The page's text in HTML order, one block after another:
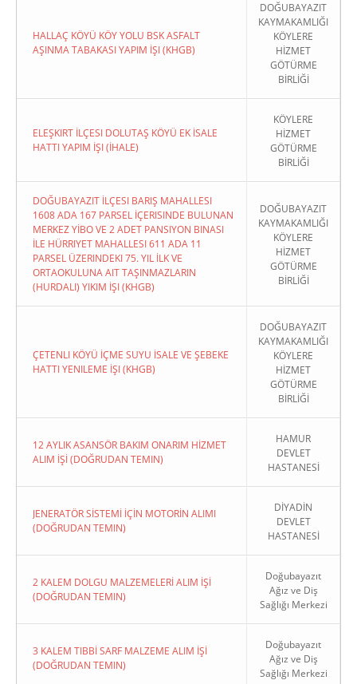
HALLAÇ KÖYÜ KÖY YOLU BSK ASFALT
AŞINMA TABAKASI YAPIM İŞI (KHGB)
DOĞUBAYAZIT
KAYMAKAMLIĞI
KÖYLERE
HİZMET
GÖTÜRME
BİRLİĞİ
ELEŞKIRT İLÇESI DOLUTAŞ KÖYÜ EK İSALE
HATTI YAPIM İŞI (İHALE)
KÖYLERE
HİZMET
GÖTÜRME
BİRLİĞİ
DOĞUBAYAZIT İLÇESI BARIŞ MAHALLESI
1608 ADA 167 PARSEL İÇERISINDE BULUNAN
MERKEZ YİBO VE 2 ADET PANSIYON BINASI
İLE HÜRRIYET MAHALLESI 611 ADA 11
PARSEL ÜZERINDEKI 75. YIL İLK VE
ORTAOKULUNA AIT TAŞINMAZLARIN
(HURDALI) YIKIM İŞI (KHGB)
DOĞUBAYAZIT
KAYMAKAMLIĞI
KÖYLERE
HİZMET
GÖTÜRME
BİRLİĞİ
ÇETENLI KÖYÜ İÇME SUYU İSALE VE ŞEBEKE
HATTI YENILEME İŞI (KHGB)
DOĞUBAYAZIT
KAYMAKAMLIĞI
KÖYLERE
HİZMET
GÖTÜRME
BİRLİĞİ
12 AYLIK ASANSÖR BAKIM ONARIM HİZMET
ALIM İŞİ (DOĞRUDAN TEMIN)
HAMUR
DEVLET
HASTANESİ
JENERATÖR SİSTEMİ İÇİN MOTORİN ALIMI
(DOĞRUDAN TEMIN)
DİYADİN
DEVLET
HASTANESİ
2 KALEM DOLGU MALZEMELERİ ALIM İŞİ
(DOĞRUDAN TEMIN)
Doğubayazıt
Ağız ve Diş
Sağlığı Merkezi
3 KALEM TIBBİ SARF MALZEME ALIM İŞİ
(DOĞRUDAN TEMIN)
Doğubayazıt
Ağız ve Diş
Sağlığı Merkezi